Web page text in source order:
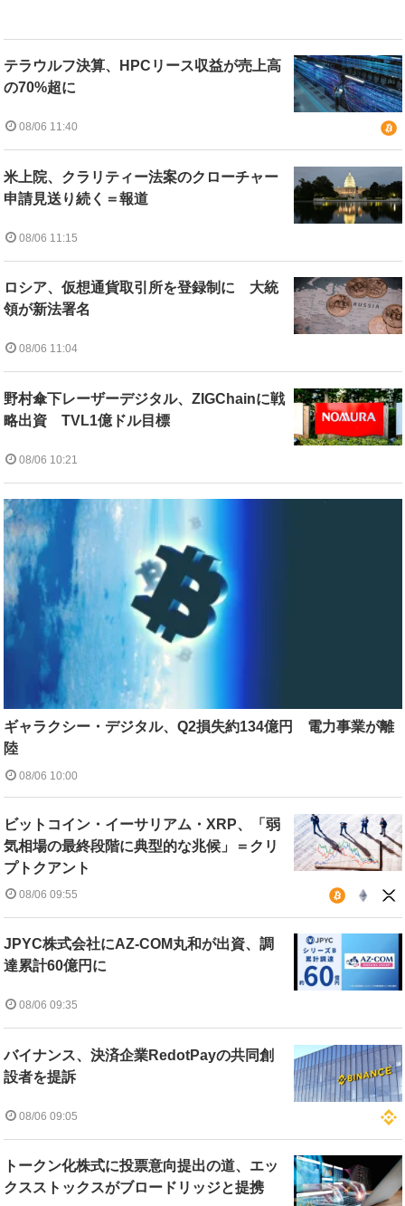
テラウルフ決算、HPCリース収益が売上高
の70%超に
08/06 11:40
米上院、クラリティー法案のクローチャー
申請見送り続く＝報道
08/06 11:15
ロシア、仮想通貨取引所を登録制に 大統
領が新法署名
08/06 11:04
野村傘下レーザーデジタル、ZIGChainに戦
略出資 TVL1億ドル目標
08/06 10:21
ギャラクシー・デジタル、Q2損失約134億円 電力事業が離
陸
08/06 10:00
ビットコイン・イーサリアム・XRP、「弱
気相場の最終段階に典型的な兆候」＝クリ
プトクアント
08/06 09:55
JPYC株式会社にAZ-COM丸和が出資、調
達累計60億円に
08/06 09:35
バイナンス、決済企業RedotPayの共同創
設者を提訴
08/06 09:05
トークン化株式に投票意向提出の道、エッ
クスストックスがブロードリッジと提携